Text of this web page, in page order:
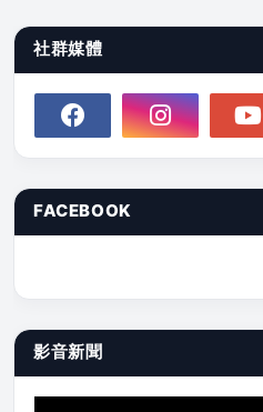
社群媒體
FACEBOOK
影音新聞